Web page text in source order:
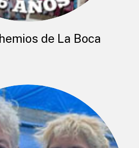
de La Boca